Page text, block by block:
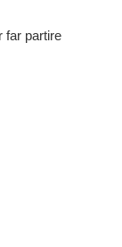
far partire